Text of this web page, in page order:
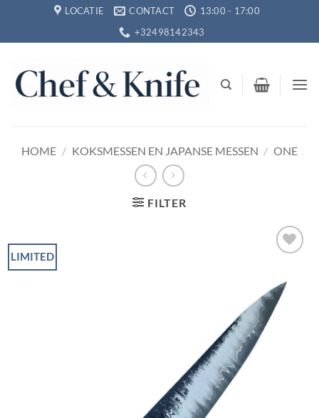
inhoud
LOCATIE CONTACT
13:00 - 17:00
+32498142343
HOME / KOKSMESSEN EN JAPANSE MESSEN / ONE
FILTER
LIMITED
aan
verlanglijst